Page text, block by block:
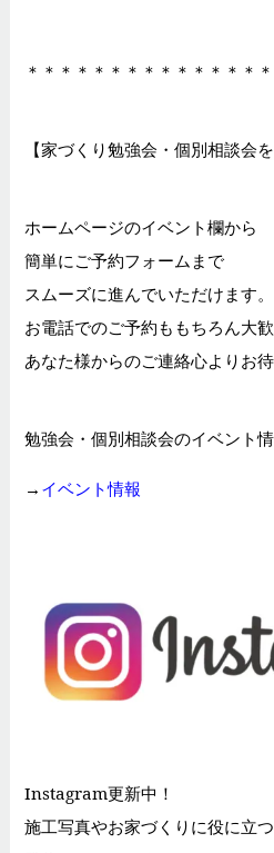
＊＊＊＊＊＊＊＊＊＊＊＊＊＊
【家づくり勉強会・個別相談会
ホームページのイベント欄から
簡単にご予約フォームまで
スムーズに進んでいただけます。
お電話でのご予約ももちろん大歓
あなた様からのご連絡心よりお
勉強会・個別相談会のイベント
→ イベント情報
Instagram更新中！
施工写真やお家づくりに役に立